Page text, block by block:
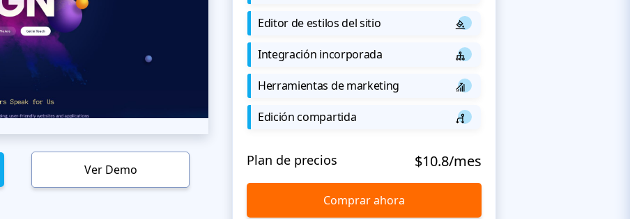
Ver Demo
Editor de estilos del sitio
Integración incorporada
Herramientas de marketing
Edición compartida
Plan de precios $10.8/mes
Comprar ahora